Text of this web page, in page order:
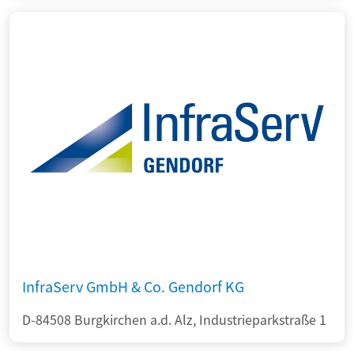
InfraServ GmbH & Co. Gendorf KG
D-84508 Burgkirchen a.d. Alz, Industrieparkstraße 1